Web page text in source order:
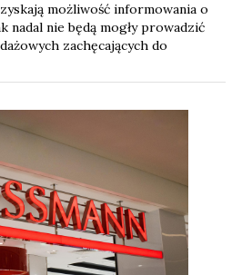
możliwość informowania o
nadal nie będą mogły prowadzić
zachęcających do